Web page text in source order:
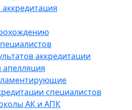
аккредитации
апелляция
специалистов
АК и АПК